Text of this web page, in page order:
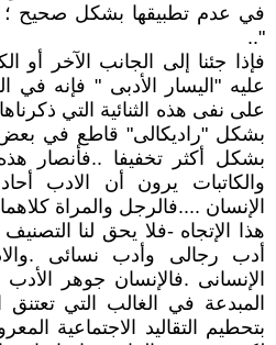
في عدم تطبيقها بشكل صحيح ؛
"..
فإذا جئنا إلى الجانب الآخر أو
عليه "اليسار الأدبى " فإنه في
على نفى هذه الثنائية التي
بشكل "راديكالى" قاطع في بعض
بشكل أكثر تخفيفا ..فأنصار
والكاتبات يرون أن الادب
الإنسان ....فالرجل والمراة
هذا الإتجاه -فلا يحق لنا التصنيف
أدب رجالى وأدب نسائى
الإنسانى .فالإنسان جوهر الأدب
المبدعة في الغالب التي تعتنق
بتحطيم التقاليد الاجتماعية